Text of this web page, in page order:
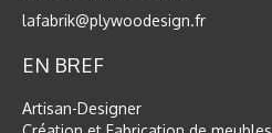
lafabrik@plywoodesign.fr
EN BREF
Artisan-Designer